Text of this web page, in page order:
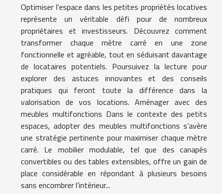
Optimiser l'espace dans les petites propriétés locatives
représente un véritable défi pour de nombreux
propriétaires et investisseurs. Découvrez comment
transformer chaque mètre carré en une zone
fonctionnelle et agréable, tout en séduisant davantage
de locataires potentiels. Poursuivez la lecture pour
explorer des astuces innovantes et des conseils
pratiques qui feront toute la différence dans la
valorisation de vos locations. Aménager avec des
meubles multifonctions Dans le contexte des petits
espaces, adopter des meubles multifonctions s’avère
une stratégie pertinente pour maximiser chaque mètre
carré. Le mobilier modulable, tel que des canapés
convertibles ou des tables extensibles, offre un gain de
place considérable en répondant à plusieurs besoins
sans encombrer l’intérieur...